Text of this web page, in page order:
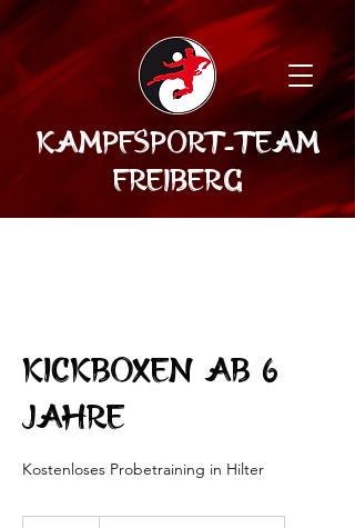
Kampfsport-Team
Freiberg
Kickboxen ab 6
Jahre
Kostenloses Probetraining in Hilter